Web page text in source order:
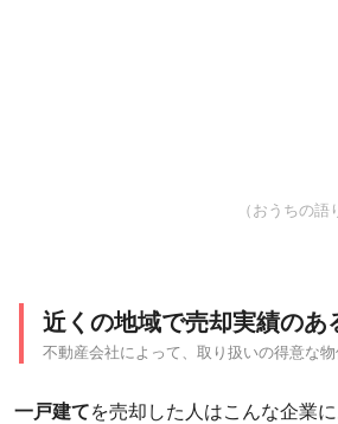
（おうちの
近くの地域で売却実績のあ
不動産会社によって、取り扱いの得意な物
一戸建てを売却した人はこんな企業